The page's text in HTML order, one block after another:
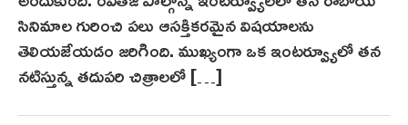
సినిమాల గురించి పలు ఆసక్తికరమైన విషయాలను
తెలియజేయడం జరిగింది. ముఖ్యంగా ఒక ఇంటర్వ్యూలో తన
నటిస్తున్న తదుపరి చిత్రాలలో […]